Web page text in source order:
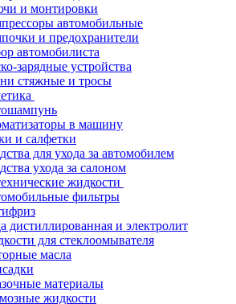
и монтировки
автомобильные
и предохранители
автомобилиста
зарядные устройства
стяжные и тросы
в машину
и салфетки
для ухода за автомобилем
ухода за салоном
жидкости
фильтры
дистиллированная и электролит
для стеклоомывателя
масла
материалы
жидкости